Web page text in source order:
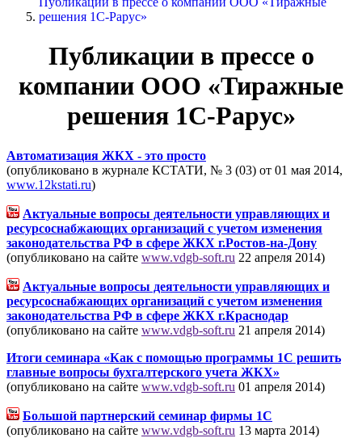
решения 1С-Рарус»
Публикации в прессе о
компании ООО «Тиражные
решения 1С-Рарус»
Автоматизация ЖКХ - это просто
(опубликовано в журнале КСТАТИ, № 3 (03) от 01 мая 2014,
www.12kstati.ru)
Актуальные вопросы деятельности управляющих и
ресурсоснабжающих организаций с учетом изменения
законодательства РФ в сфере ЖКХ г.Ростов-на-Дону
(опубликовано на сайте www.vdgb-soft.ru 22 апреля 2014)
Актуальные вопросы деятельности управляющих и
ресурсоснабжающих организаций с учетом изменения
законодательства РФ в сфере ЖКХ г.Краснодар
(опубликовано на сайте www.vdgb-soft.ru 21 апреля 2014)
Итоги семинара «Как с помощью программы 1С решить
главные вопросы бухгалтерского учета ЖКХ»
(опубликовано на сайте www.vdgb-soft.ru 01 апреля 2014)
Большой партнерский семинар фирмы 1С
(опубликовано на сайте www.vdgb-soft.ru 13 марта 2014)